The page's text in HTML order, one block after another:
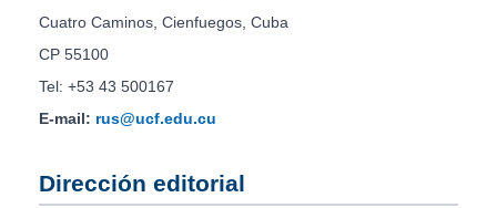
Cuatro Caminos, Cienfuegos, Cuba
CP 55100
Tel: +53 43 500167
E-mail: rus@ucf.edu.cu
Dirección editorial